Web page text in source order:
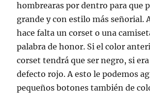
hombrearas por dentro para que
grande y con estilo más señorial.
hace falta un corset o una
palabra de honor. Si el color
corset tendrá que ser negro, si
defecto rojo. A esto le podemos
pequeños botones también de